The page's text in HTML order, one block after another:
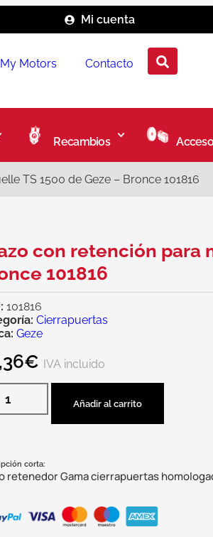
Mi cuenta
My Motors Contacto
Recambios
TS 1500 de Geze – Bronce 101816
con retención para
101816
101816
Cierrapuertas
Geze
€ IVA incluido
Añadir al carrito
corta:
retenedor Gama cierrapuertas